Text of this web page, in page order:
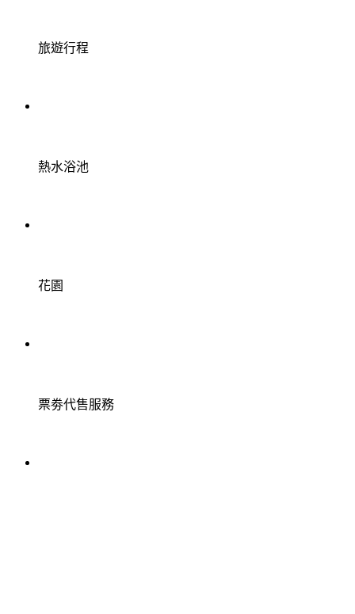
旅遊行程
熱水浴池
花園
票劵代售服務